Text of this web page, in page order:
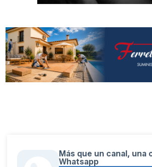
Más que un canal, una
Whatsapp